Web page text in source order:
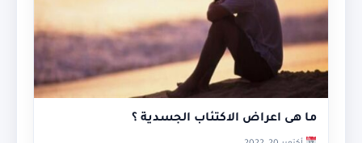
ما هى اعراض الاكتئاب الجسدية ؟